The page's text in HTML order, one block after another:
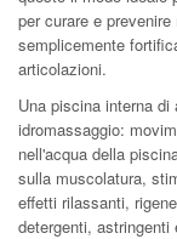
per curare e
semplicemente
articolazioni.
Una piscina interna di
idromassaggio:
nell'acqua della
sulla muscolatura,
effetti rilassanti,
detergenti,